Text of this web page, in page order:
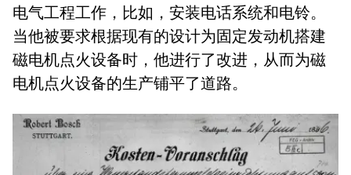
电气工程工作，比如，安装电话系统和电铃。
当他被要求根据现有的设计为固定发动机搭建
磁电机点火设备时，他进行了改进，从而为磁
电机点火设备的生产铺平了道路。